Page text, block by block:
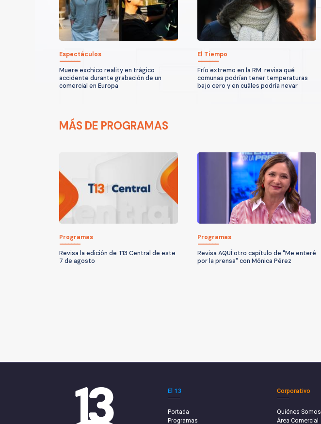
Espectáculos
Muere exchico reality en trágico
accidente durante grabación de un
comercial en Europa
El Tiempo
Frío extremo en la RM: revisa qué
comunas podrían tener temperaturas
bajo cero y en cuáles podría nevar
MÁS DE PROGRAMAS
Programas
Revisa la edición de T13 Central de este
7 de agosto
Programas
Revisa AQUÍ otro capítulo de "Me enteré
por la prensa" con Mónica Pérez
El 13
Portada
Programas
Corporativo
Quiénes Somos
Área Comercial